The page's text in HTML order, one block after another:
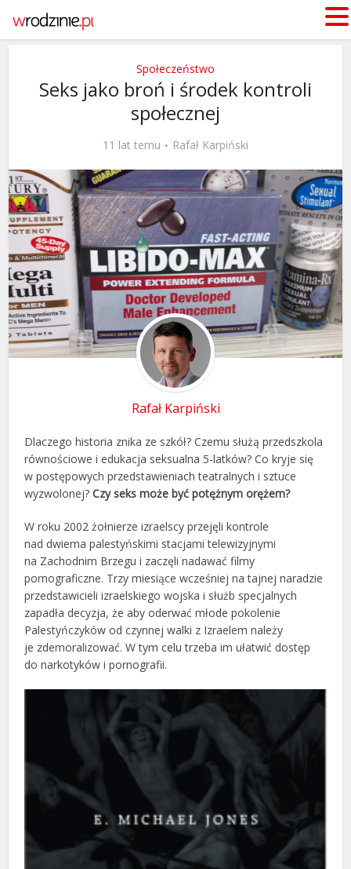
Społeczeństwo
Seks jako broń i środek kontroli
społecznej
11 lat temu Rafał Karpiński
Rafał Karpiński
Dlaczego historia znika ze szkół? Czemu służą przedszkola
równościowe i edukacja seksualna 5-latków? Co kryje się
w postępowych przedstawieniach teatralnych i sztuce
wyzwolonej?Czy seks może być potężnym orężem?
W roku 2002 żołnierze izraelscy przejęli kontrole
nad dwiema palestyńskimi stacjami telewizyjnymi
na Zachodnim Brzegu i zaczęli nadawać filmy
pornograficzne. Trzy miesiące wcześniej na tajnej naradzie
przedstawicieli izraelskiego wojska i służb specjalnych
zapadła decyzja, że aby oderwać młode pokolenie
Palestyńczyków od czynnej walki z Izraelem należy
je zdemoralizować. W tym celu trzeba im ułatwić dostęp
do narkotyków i pornografii.